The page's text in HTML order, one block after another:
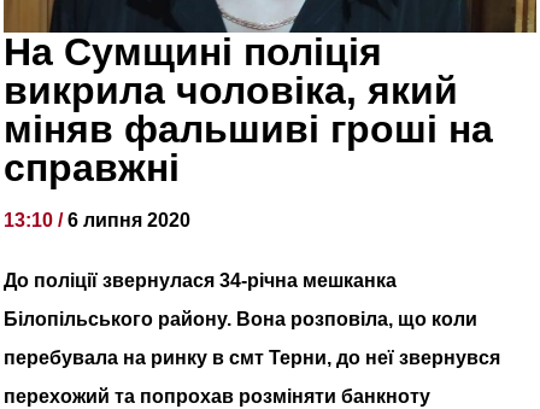
На Сумщині поліція
викрила чоловіка, який
міняв фальшиві гроші на
справжні
13:10 /6 липня 2020
До поліції звернулася 34-річна мешканка
Білопільського району. Вона розповіла, що коли
перебувала на ринку в смт Терни, до неї звернувся
перехожий та попрохав розміняти банкноту